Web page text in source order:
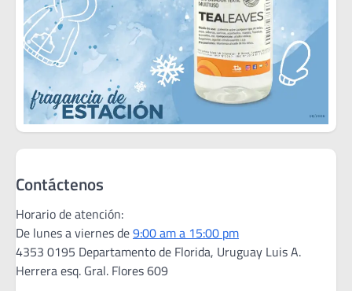
Contáctenos
Horario de atención:
De lunes a viernes de9:00 am a 15:00 pm
4353 0195 Departamento de Florida, Uruguay Luis A.
Herrera esq. Gral. Flores 609